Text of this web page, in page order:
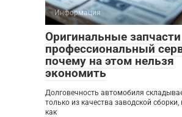
Информация
Оригинальные
профессиональный
почему на этом нельзя
экономить
Долговечность автомобиля
только из качества заводской сборки,
как